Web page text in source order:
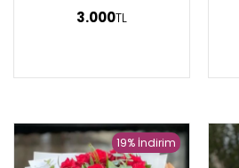
3.000TL
19% İndirim